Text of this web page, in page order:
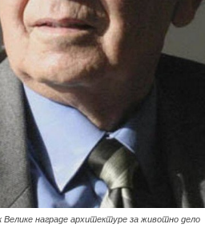
награде архитектуре за животно дело